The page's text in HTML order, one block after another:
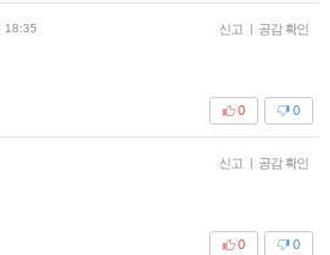
18:35 신고 | 공감 확인
0
0
신고 | 공감 확인
0
0